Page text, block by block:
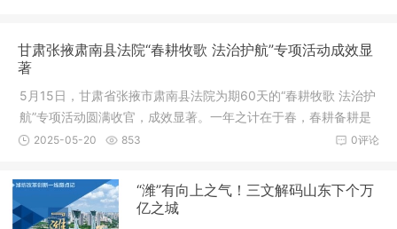
甘肃张掖肃南县法院“春耕牧歌 法治护航”专项活动成效显
著
5月15日，甘肃省张掖市肃南县法院为期60天的“春耕牧歌 法治护
航”专项活动圆满收官，成效显著。一年之计在于春，春耕备耕是
农业
0评论
2025-05-20 853
“潍”有向上之气！三文解码山东下个万
亿之城